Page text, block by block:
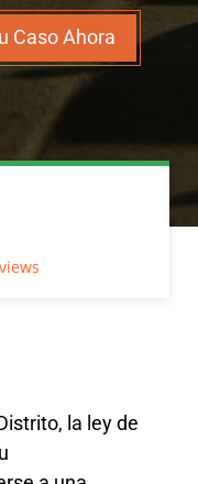
Caso Ahora
la ley de